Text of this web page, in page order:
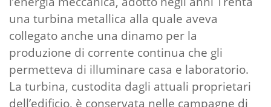
una turbina metallica alla quale aveva
collegato anche una dinamo per la
produzione di corrente continua che gli
permetteva di illuminare casa e laboratorio.
La turbina, custodita dagli attuali proprietari
dell’edificio, è conservata nelle campagne di